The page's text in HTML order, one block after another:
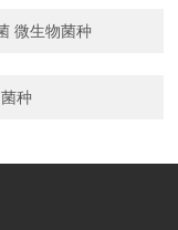
微生物菌种
种